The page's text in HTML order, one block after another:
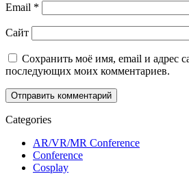
Email *
Сайт
Сохранить моё имя, email и адрес
последующих моих комментариев.
Categories
AR/VR/MR Conference
Conference
Cosplay